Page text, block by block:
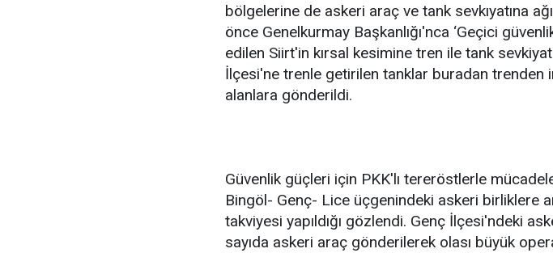
bölgelerine de askeri araç ve tank sevkıyatına
önce Genelkurmay Başkanlığı'nca ‘Geçici
edilen Siirt'in kırsal kesimine tren ile tank
İlçesi'ne trenle getirilen tanklar buradan trenden
alanlara gönderildi.
Güvenlik güçleri için PKK'lı tereröstlerle
Bingöl- Genç- Lice üçgenindeki askeri birliklere
takviyesi yapıldığı gözlendi. Genç İlçesi'ndeki
sayıda askeri araç gönderilerek olası büyük